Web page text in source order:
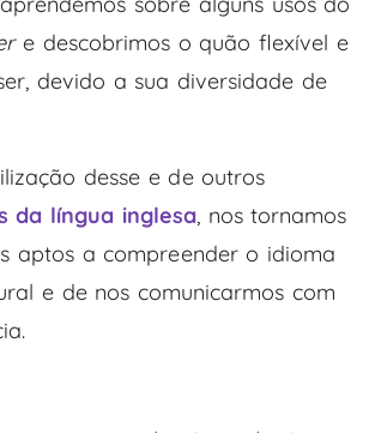
e descobrimos o quão flexível e
devido a sua diversidade de
desse e de outros
da língua inglesa, nos tornamos
aptos a compreender o idioma
e de nos comunicarmos com